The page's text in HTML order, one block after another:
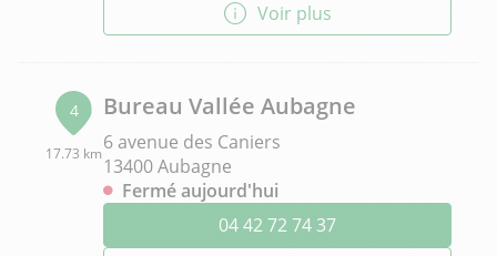
Voir plus
4
17.73 km
Bureau Vallée Aubagne
6 avenue des Caniers
13400 Aubagne
Fermé aujourd'hui
04 42 72 74 37